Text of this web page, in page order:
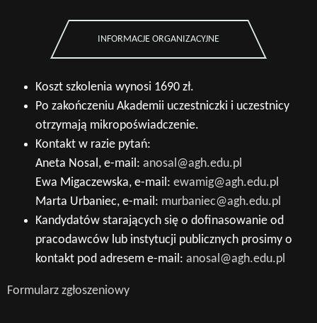
INFORMACJE ORGANIZACYJNE
Koszt szkolenia wynosi 1690 zł.
Po zakończeniu Akademii uczestniczki i uczestnicy
otrzymają mikropoświadczenie.
Kontakt w razie pytań:
Aneta Nosal, e-mail: anosal@agh.edu.pl
Ewa Migaczewska, e-mail: ewamig@agh.edu.pl
Marta Urbaniec, e-mail: murbaniec@agh.edu.pl
Kandydatów starających się o dofinasowanie od
pracodawców lub instytucji publicznych prosimy o
kontakt pod adresem e-mail: anosal@agh.edu.pl
Formularz zgłoszeniowy